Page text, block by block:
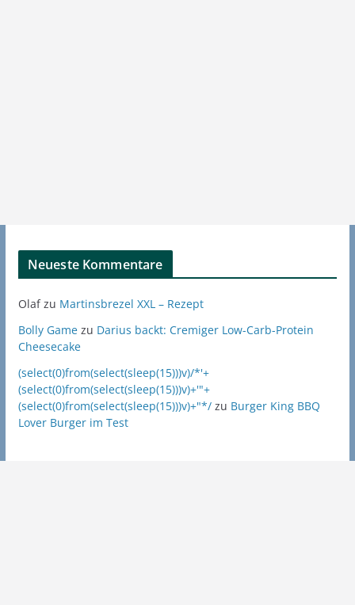
Neueste Kommentare
Olafzu Martinsbrezel XXL – Rezept
Bolly Gamezu Darius backt: Cremiger Low-Carb-Protein
Cheesecake
(select(0)from(select(sleep(15)))v)/*'+
(select(0)from(select(sleep(15)))v)+'"+
(select(0)from(select(sleep(15)))v)+"*/zu Burger King BBQ
Lover Burger im Test